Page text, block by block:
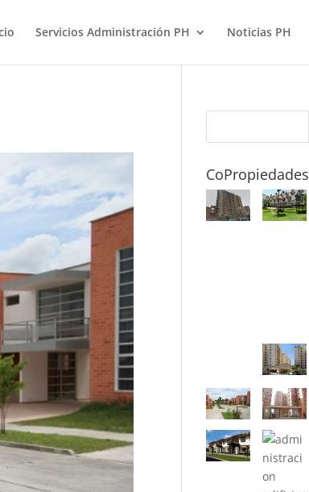
Servicios Administración PH Noticias PH
CoPropiedades